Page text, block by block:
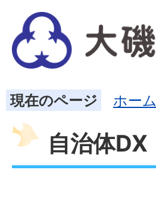
現在のページ ホーム
自治体DX